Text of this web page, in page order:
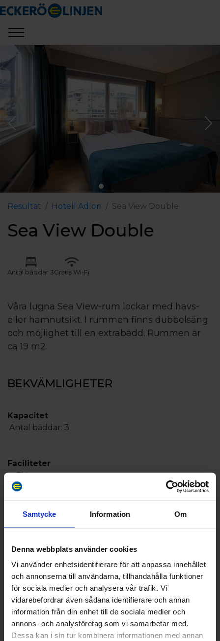
Samtycke Information Om
Denna webbplats använder cookies
Vi använder enhetsidentifierare för att anpassa innehållet
och annonserna till användarna, tillhandahålla funktioner
för sociala medier och analysera vår trafik. Vi
vidarebefordrar även sådana identifierare och annan
information från din enhet till de sociala medier och
annons- och analysföretag som vi samarbetar med.
Dessa kan i sin tur kombinera informationen med annan
Resultat Hotell Adlon Sea View Double
Sea View Double
Antal bäddar 3Gratis Wi-Fi
Våra lugna Sea View-rum lockar med havs-
eller hamnutsikt. I rummen finns dubbelsäng
och möjlighet till en extrabädd. Rummen är
ca 19 m2.
BEKVÄMLIGHETER
Kapacitet
Antal bäddar: 3
Faciliteter
TV
Kaffebryggare / Vattenkokare
OM
I rummen finns:
TV
Gratis WiFi
​Skrivbord
Telefon
Vattenkokare med kaffe och te